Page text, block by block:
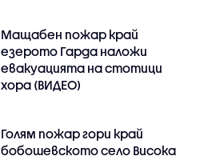
Мащабен пожар край
езерото Гарда наложи
евакуацията на стотици
хора (ВИДЕО)
Голям пожар гори край
бобошевското село Висока